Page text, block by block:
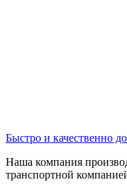
Быстро и качественно
Наша компания
транспортной